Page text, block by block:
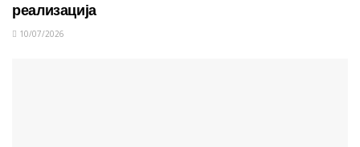
реализација
10/07/2026